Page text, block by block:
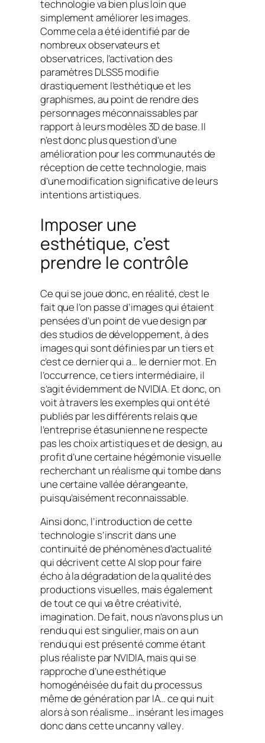
technologie va bien plus loin que
simplement améliorer les images.
Comme cela a été identifié par de
nombreux observateurs et
observatrices, l’activation des
paramètres DLSS5 modifie
drastiquement l’esthétique et les
graphismes, au point de rendre des
personnages méconnaissables par
rapport à leurs modèles 3D de base. Il
n’est donc plus question d’une
amélioration pour les communautés de
réception de cette technologie, mais
d’une modification significative de leurs
intentions artistiques.
Imposer une
esthétique, c’est
prendre le contrôle
Ce qui se joue donc, en réalité, c’est le
fait que l’on passe d’images qui étaient
pensées d’un point de vue design par
des studios de développement, à des
images qui sont définies par un tiers et
c’est ce dernier qui a… le dernier mot. En
l’occurrence, ce tiers intermédiaire, il
s’agit évidemment de NVIDIA. Et donc, on
voit à travers les exemples qui ont été
publiés par les différents relais que
l’entreprise étasunienne ne respecte
pas les choix artistiques et de design, au
profit d’une certaine hégémonie visuelle
recherchant un réalisme qui tombe dans
une certaine vallée dérangeante,
puisqu’aisément reconnaissable.
Ainsi donc, l’introduction de cette
technologie s’inscrit dans une
continuité de phénomènes d’actualité
qui décrivent cette AI slop pour faire
écho à la dégradation de la qualité des
productions visuelles, mais également
de tout ce qui va être créativité,
imagination. De fait, nous n’avons plus un
rendu qui est singulier, mais on a un
rendu qui est présenté comme étant
plus réaliste par NVIDIA, mais qui se
rapproche d’une esthétique
homogénéisée du fait du processus
même de génération par IA… ce qui nuit
alors à son réalisme… insérant les images
donc dans cetteuncanny valley.